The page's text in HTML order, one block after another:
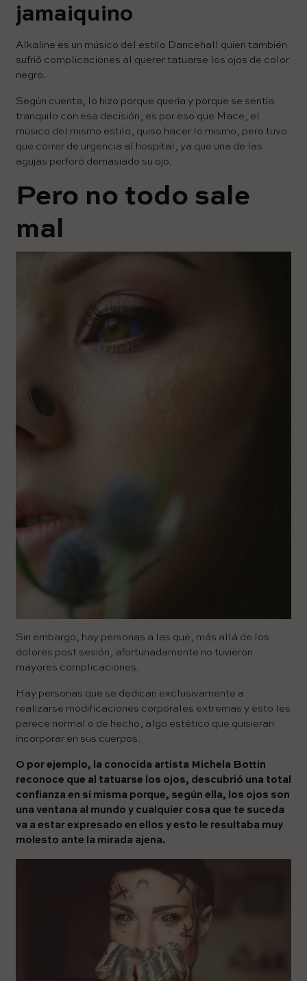
jamaiquino
Alkaline es un músico del estilo Dancehall quien también
sufrió complicaciones al querer tatuarse los ojos de color
negro.
Según cuenta, lo hizo porque quería y porque se sentía
tranquilo con esa decisión, es por eso que Mace, el
músico del mismo estilo, quiso hacer lo mismo, pero tuvo
que correr de urgencia al hospital, ya que una de las
agujas perforó demasiado su ojo.
Pero no todo sale
mal
Sin embargo, hay personas a las que, más allá de los
dolores post sesión, afortunadamente no tuvieron
mayores complicaciones.
Hay personas que se dedican exclusivamente a
realizarse modificaciones corporales extremas y esto les
parece normal o de hecho, algo estético que quisieran
incorporar en sus cuerpos.
O por ejemplo, la conocida artista Michela Bottin
reconoce que al tatuarse los ojos, descubrió una total
confianza en sí misma porque, según ella, los ojos son
una ventana al mundo y cualquier cosa que te suceda
va a estar expresado en ellos y esto le resultaba muy
molesto ante la mirada ajena.